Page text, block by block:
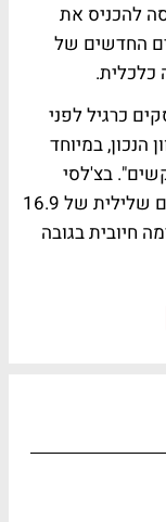
להכניס את
החדשים של
כלכלית.
כרגיל לפני
הנכון, במיוחד
בצ'לסי
מרוצים מהעובדה שלעומת זרימת מזומנים שלילית של 16.9
זרימה חיובית בגובה